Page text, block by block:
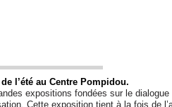
l’été au Centre Pompidou.
expositions fondées sur le
Cette exposition tient à la fois de